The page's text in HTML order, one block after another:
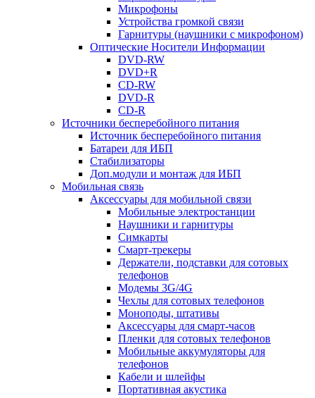
Микрофоны
Устройства громкой связи
Гарнитуры (наушники с микрофоном)
Оптические Носители Информации
DVD-RW
DVD+R
CD-RW
DVD-R
CD-R
Источники бесперебойного питания
Источник бесперебойного питания
Батареи для ИБП
Стабилизаторы
Доп.модули и монтаж для ИБП
Мобильная связь
Аксессуары для мобильной связи
Мобильные электростанции
Наушники и гарнитуры
Симкарты
Смарт-трекеры
Держатели, подставки для сотовых
телефонов
Модемы 3G/4G
Чехлы для сотовых телефонов
Моноподы, штативы
Аксессуары для смарт-часов
Пленки для сотовых телефонов
Мобильные аккумуляторы для
телефонов
Кабели и шлейфы
Портативная акустика